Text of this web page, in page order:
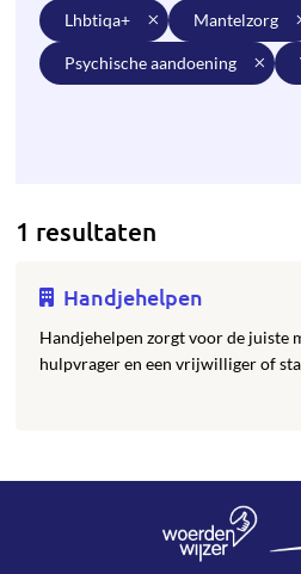
lhbtiqa+ mantelzorg
psychische aandoening
1 resultaten
Handjehelpen
Handjehelpen zorgt voor de juiste
hulpvrager en een vrijwilliger of